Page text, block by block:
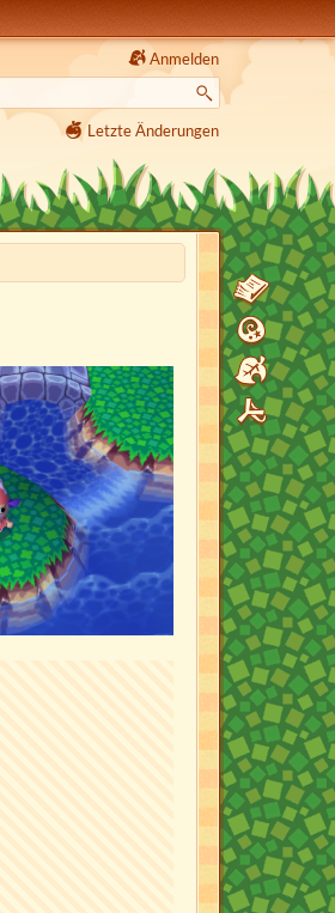
Anmelden
Letzte Änderungen